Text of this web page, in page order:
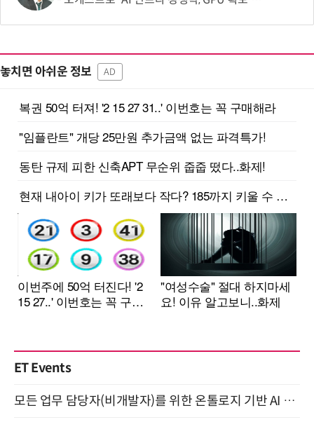
놓치면 아쉬운 정보 AD
ET Events
모든 업무 담당자(비개발자)를 위한 온톨로지 기반 AI 지식체계 설계 1-day 워크숍 8월 20일 개최